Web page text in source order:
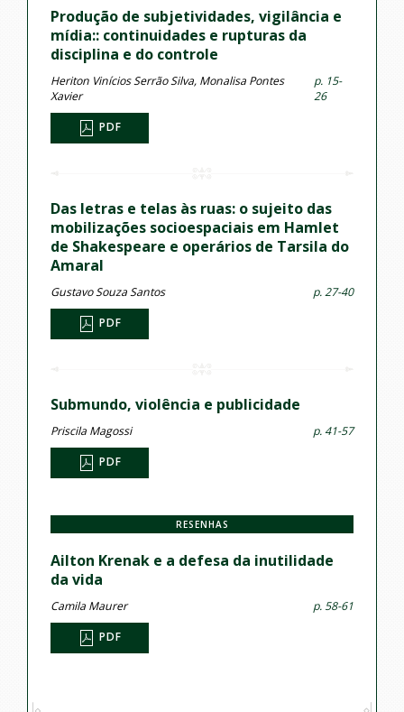
Produção de subjetividades, vigilância e
mídia:: continuidades e rupturas da
disciplina e do controle
Heriton Vinícios Serrão Silva, Monalisa Pontes
Xavier
p. 15-
26
PDF
Das letras e telas às ruas: o sujeito das
mobilizações socioespaciais em Hamlet
de Shakespeare e operários de Tarsila do
Amaral
Gustavo Souza Santos p. 27-40
PDF
Submundo, violência e publicidade
Priscila Magossi p. 41-57
PDF
RESENHAS
Ailton Krenak e a defesa da inutilidade
da vida
Camila Maurer p. 58-61
PDF